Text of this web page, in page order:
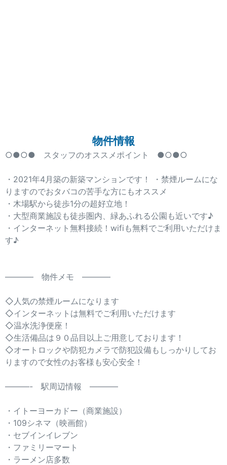
物件情報
○●○● スタッフのオススメポイント ●○●○
・2021年4月築の新築マンションです！ ・禁煙ルームにな
りますのでおタバコの苦手な方にもオススメ
・木場駅から徒歩1分の超好立地！
・大型商業施設も徒歩圏内、緑あふれる公園も近いです♪
・インターネット無料接続！wifiも無料でご利用いただけま
す♪
———– 物件メモ ———–
◇人気の禁煙ルームになります
◇インターネットは無料でご利用いただけます
◇温水洗浄便座！
◇生活備品は９０品目以上ご用意しております！
◇オートロックや防犯カメラで防犯設備もしっかりしてお
りますので女性のお客様も安心安全！
———- 駅周辺情報 ———–
・イトーヨーカドー（商業施設）
・109シネマ（映画館）
・セブインイレブン
・ファミリーマート
・ラーメン店多数